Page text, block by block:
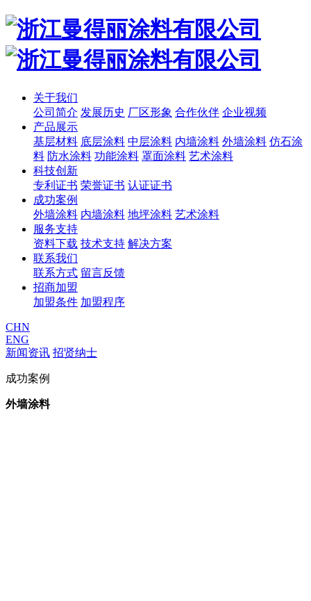
关于我们
公司简介 发展历史 厂区形象 合作伙伴 企业视频
产品展示
基层材料 底层涂料 中层涂料 内墙涂料 外墙涂料 仿石涂
料 防水涂料 功能涂料 罩面涂料 艺术涂料
科技创新
专利证书 荣誉证书 认证证书
成功案例
外墙涂料 内墙涂料 地坪涂料 艺术涂料
服务支持
资料下载 技术支持 解决方案
联系我们
联系方式 留言反馈
招商加盟
加盟条件 加盟程序
CHN
ENG
新闻资讯 招贤纳士
成功案例
外墙涂料